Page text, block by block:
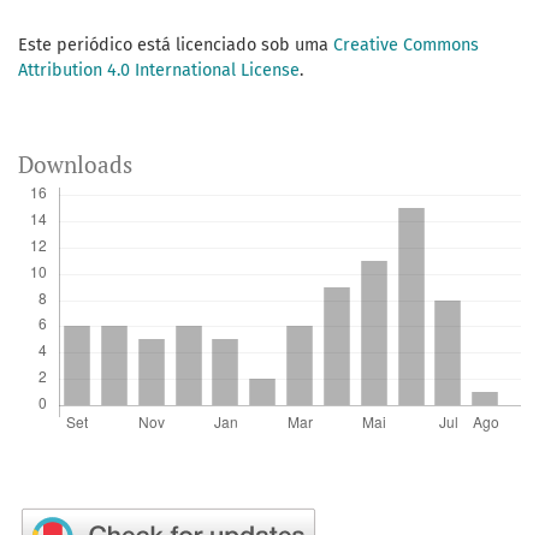
Este periódico está licenciado sob uma Creative Commons
Attribution 4.0 International License.
Downloads